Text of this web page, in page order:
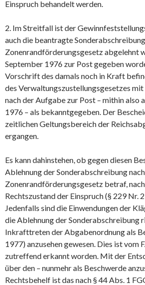
Einspruch behandelt werden.
2. Im Streitfall ist der
auch die beantragte
Zonenrandförderungsgesetz abgelehnt
September 1976 zur Post gegeben
Vorschrift des damals noch in Kraft
des Verwaltungszustellungsgesetzes
nach der Aufgabe zur Post – mithin also
1976 – als bekanntgegeben. Der
zeitlichen Geltungsbereich der
ergangen.
Es kann dahinstehen, ob gegen diesen
Ablehnung der Sonderabschreibung
Zonenrandförderungsgesetz betraf,
Rechtszustand der Einspruch (§ 229 Nr.
Jedenfalls sind die Einwendungen der
die Ablehnung der Sonderabschreibung
Inkrafttreten der Abgabenordnung als
1977) anzusehen gewesen. Dies ist vom
zutreffend erkannt worden. Mit der
über den – nunmehr als Beschwerde
Rechtsbehelf ist das nach § 44 Abs. 1